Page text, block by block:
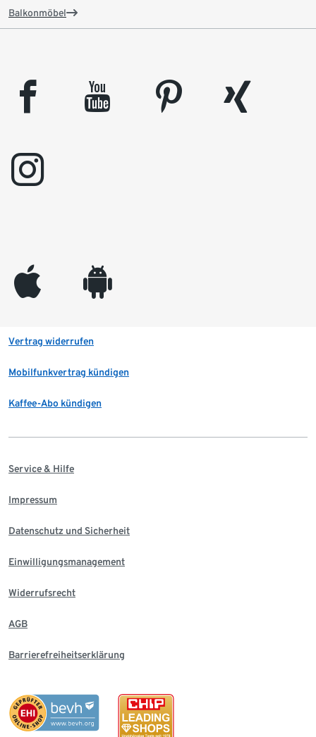
Balkonmöbel
facebook youtube pinterest
xing
instagram
appleinc android
Vertrag widerrufen
Mobilfunkvertrag kündigen
Kaffee-Abo kündigen
Service & Hilfe
Impressum
Datenschutz und Sicherheit
Einwilligungsmanagement
Widerrufsrecht
AGB
Barrierefreiheitserklärung